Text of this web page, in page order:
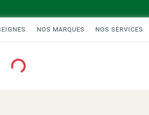
NOS MARQUES NOS SERVICES
Loading...